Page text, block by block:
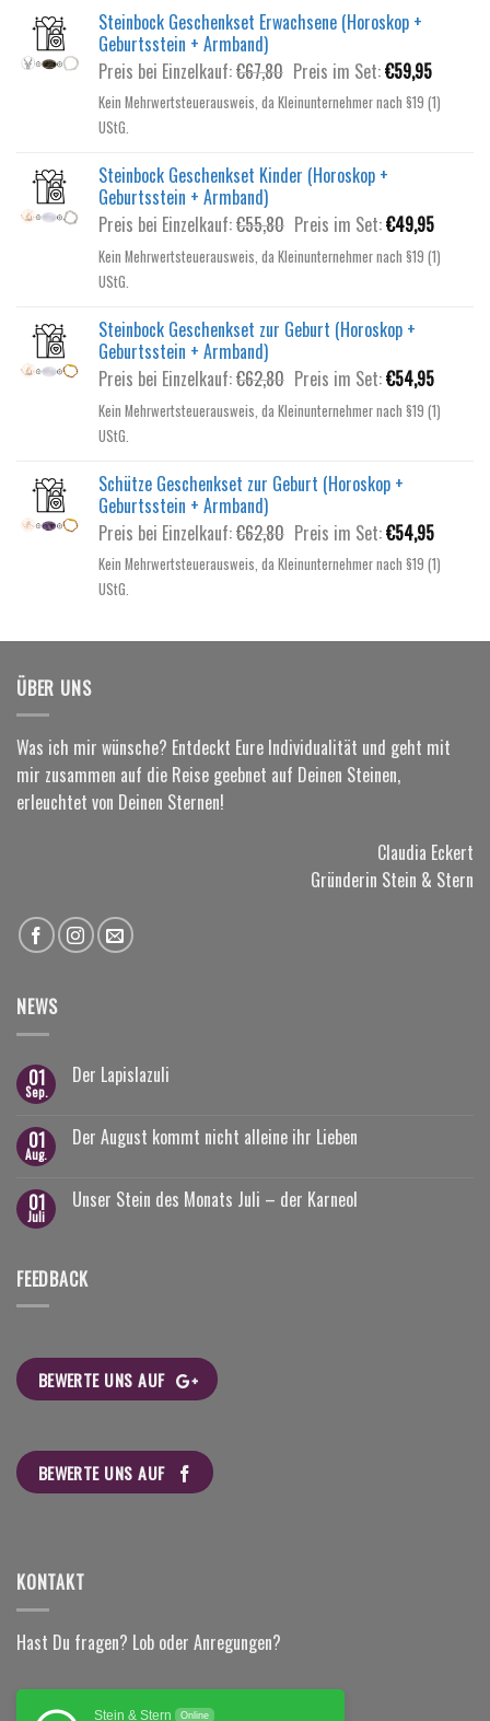
Steinbock Geschenkset Erwachsene (Horoskop +
Geburtsstein + Armband)
Preis bei Einzelkauf:€67,80 Ursprünglicher
Preis
war:
Preis im Set:€59,95
Preis
ist:
Kein Mehrwertsteuerausweis, da Kleinunternehmer nach §19 (1)
UStG.
Steinbock Geschenkset Kinder (Horoskop +
Geburtsstein + Armband)
Preis bei Einzelkauf:€55,80 Ursprünglicher
Preis
war:
Preis im Set:€49,95
Preis
ist:
Kein Mehrwertsteuerausweis, da Kleinunternehmer nach §19 (1)
UStG.
Steinbock Geschenkset zur Geburt (Horoskop +
Geburtsstein + Armband)
Preis bei Einzelkauf:€62,80 Ursprünglicher
Preis
war:
Preis im Set:€54,95
Preis
ist:
Kein Mehrwertsteuerausweis, da Kleinunternehmer nach §19 (1)
UStG.
Schütze Geschenkset zur Geburt (Horoskop +
Geburtsstein + Armband)
Preis bei Einzelkauf:€62,80 Ursprünglicher
Preis
war:
Preis im Set:€54,95
Preis
ist:
Kein Mehrwertsteuerausweis, da Kleinunternehmer nach §19 (1)
UStG.
ÜBER UNS
Was ich mir wünsche? Entdeckt Eure Individualität und geht mit
mir zusammen auf die Reise geebnet auf Deinen Steinen,
erleuchtet von Deinen Sternen!
Claudia Eckert
Gründerin Stein & Stern
NEWS
01
Sep.
Der Lapislazuli
01
Aug.
Der August kommt nicht alleine ihr Lieben
01
Juli
Unser Stein des Monats Juli – der Karneol
FEEDBACK
BEWERTE UNS AUF
BEWERTE UNS AUF
KONTAKT
Hast Du fragen? Lob oder Anregungen?
Stein & Stern Online